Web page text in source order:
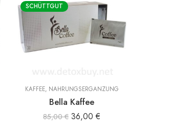
SCHÜTTGUT
KAFFEE, NAHRUNGSERGÄNZUNG
Bella Kaffee
85,00€ 36,00 €